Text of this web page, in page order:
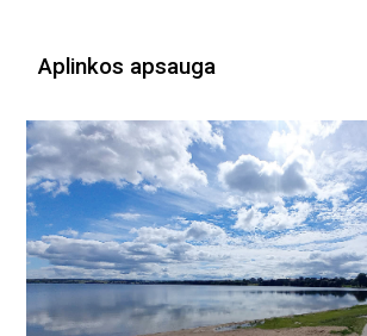
Aplinkos apsauga